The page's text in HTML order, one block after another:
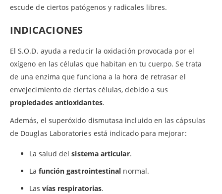
escude de ciertos patógenos y radicales libres.
INDICACIONES
El S.O.D. ayuda a reducir la oxidación provocada por el
oxígeno en las células que habitan en tu cuerpo. Se trata
de una enzima que funciona a la hora de retrasar el
envejecimiento de ciertas células, debido a sus
propiedades antioxidantes.
Además, el superóxido dismutasa incluido en las cápsulas
de Douglas Laboratories está indicado para mejorar:
La salud delsistema articular.
La función gastrointestinal normal.
Las vías respiratorias.